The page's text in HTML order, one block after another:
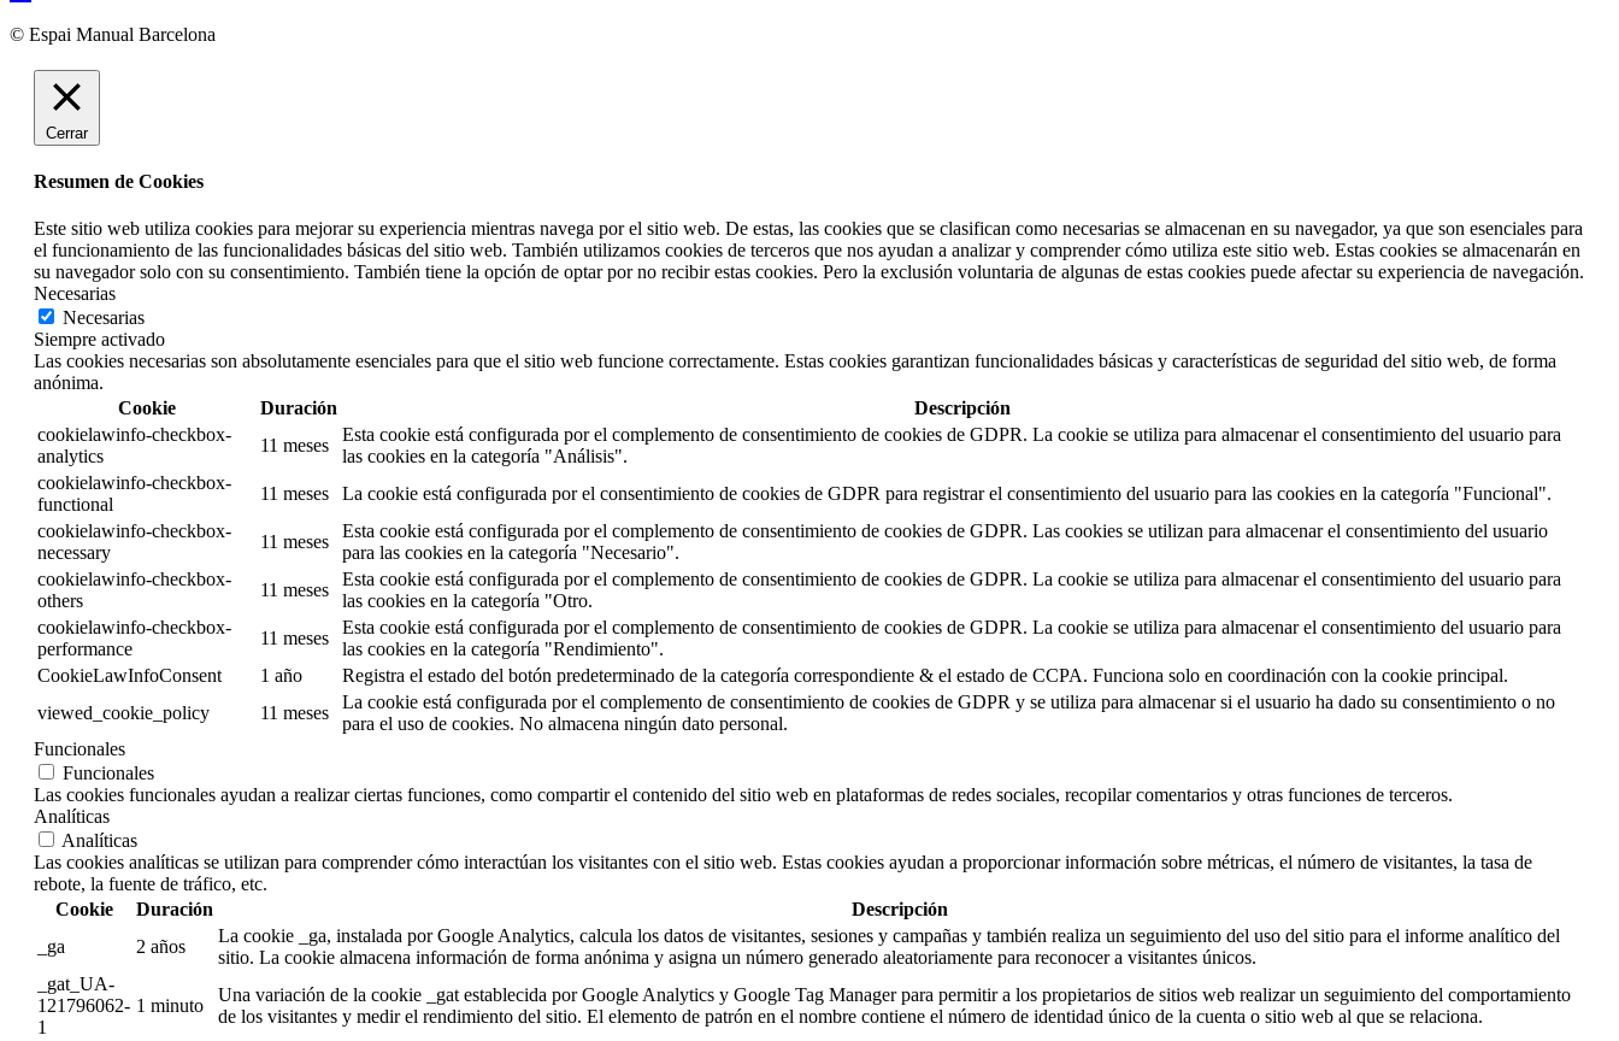
© Espai Manual Barcelona
Cerrar
Resumen de Cookies
Este sitio web utiliza cookies para mejorar su experiencia mientras navega por el sitio web. De estas, las cookies que se clasifican como necesarias se almacenan en su navegador, ya que son esenciales para
el funcionamiento de las funcionalidades básicas del sitio web. También utilizamos cookies de terceros que nos ayudan a analizar y comprender cómo utiliza este sitio web. Estas cookies se almacenarán en
su navegador solo con su consentimiento. También tiene la opción de optar por no recibir estas cookies. Pero la exclusión voluntaria de algunas de estas cookies puede afectar su experiencia de navegación.
Necesarias
Necesarias
Siempre activado
Las cookies necesarias son absolutamente esenciales para que el sitio web funcione correctamente. Estas cookies garantizan funcionalidades básicas y características de seguridad del sitio web, de forma
anónima.
Cookie
Duración
Descripción
cookielawinfo-checkbox-
analytics
11 meses
Esta cookie está configurada por el complemento de consentimiento de cookies de GDPR. La cookie se utiliza para almacenar el consentimiento del usuario para
las cookies en la categoría "Análisis".
cookielawinfo-checkbox-
functional
11 meses
La cookie está configurada por el consentimiento de cookies de GDPR para registrar el consentimiento del usuario para las cookies en la categoría "Funcional".
cookielawinfo-checkbox-
necessary
11 meses
Esta cookie está configurada por el complemento de consentimiento de cookies de GDPR. Las cookies se utilizan para almacenar el consentimiento del usuario
para las cookies en la categoría "Necesario".
cookielawinfo-checkbox-
others
11 meses
Esta cookie está configurada por el complemento de consentimiento de cookies de GDPR. La cookie se utiliza para almacenar el consentimiento del usuario para
las cookies en la categoría "Otro.
cookielawinfo-checkbox-
performance
11 meses
Esta cookie está configurada por el complemento de consentimiento de cookies de GDPR. La cookie se utiliza para almacenar el consentimiento del usuario para
las cookies en la categoría "Rendimiento".
CookieLawInfoConsent
1 año
Registra el estado del botón predeterminado de la categoría correspondiente & el estado de CCPA. Funciona solo en coordinación con la cookie principal.
viewed_cookie_policy
11 meses
La cookie está configurada por el complemento de consentimiento de cookies de GDPR y se utiliza para almacenar si el usuario ha dado su consentimiento o no
para el uso de cookies. No almacena ningún dato personal.
Funcionales
Funcionales
Las cookies funcionales ayudan a realizar ciertas funciones, como compartir el contenido del sitio web en plataformas de redes sociales, recopilar comentarios y otras funciones de terceros.
Analíticas
Analíticas
Las cookies analíticas se utilizan para comprender cómo interactúan los visitantes con el sitio web. Estas cookies ayudan a proporcionar información sobre métricas, el número de visitantes, la tasa de
rebote, la fuente de tráfico, etc.
Cookie
Duración
Descripción
_ga
2 años
La cookie _ga, instalada por Google Analytics, calcula los datos de visitantes, sesiones y campañas y también realiza un seguimiento del uso del sitio para el informe analítico del
sitio. La cookie almacena información de forma anónima y asigna un número generado aleatoriamente para reconocer a visitantes únicos.
_gat_UA-
121796062-
1
1 minuto
Una variación de la cookie _gat establecida por Google Analytics y Google Tag Manager para permitir a los propietarios de sitios web realizar un seguimiento del comportamiento
de los visitantes y medir el rendimiento del sitio. El elemento de patrón en el nombre contiene el número de identidad único de la cuenta o sitio web al que se relaciona.